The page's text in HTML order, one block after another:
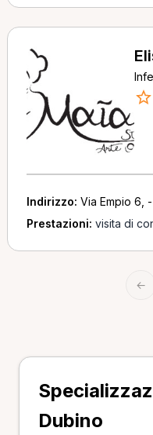
Indirizzo: Via Empio 6,
Prestazioni: visita di
←
Dubino